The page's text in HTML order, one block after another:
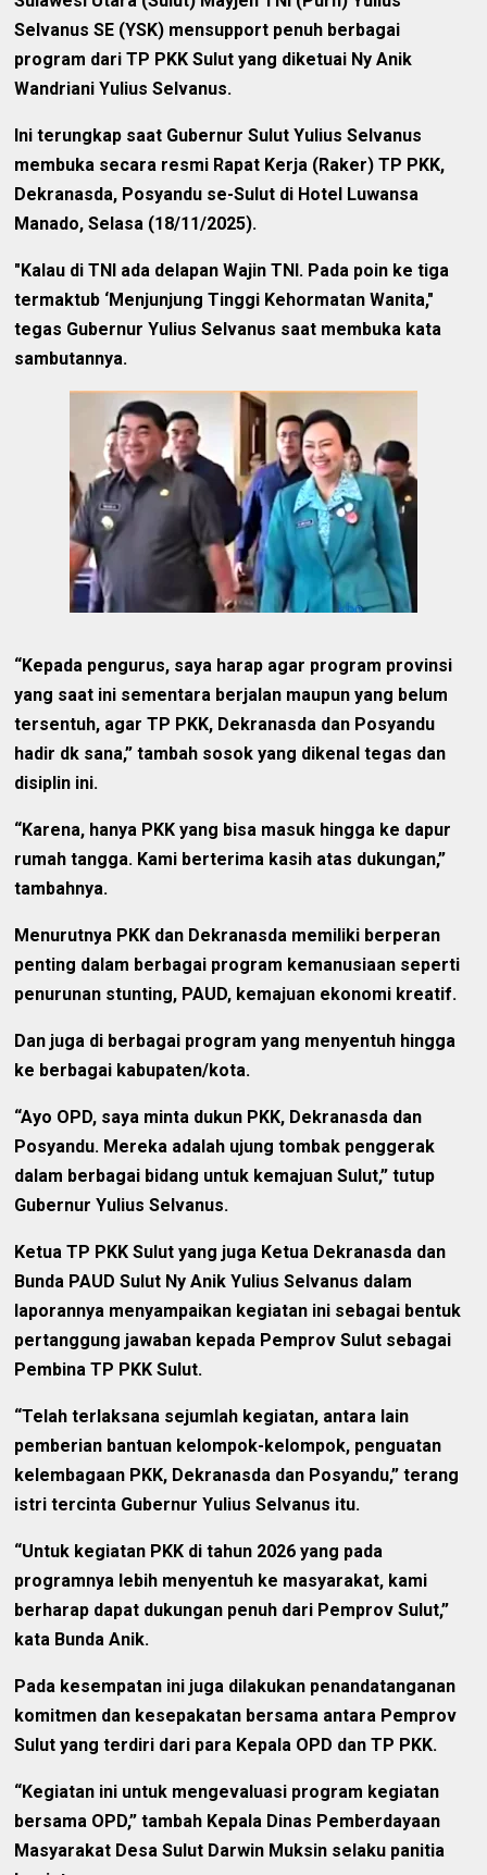
Selvanus SE (YSK) mensupport penuh berbagai
program dari TP PKK Sulut yang diketuai Ny Anik
Wandriani Yulius Selvanus.
Ini terungkap saat Gubernur Sulut Yulius Selvanus
membuka secara resmi Rapat Kerja (Raker) TP PKK,
Dekranasda, Posyandu se-Sulut di Hotel Luwansa
Manado, Selasa (18/11/2025).
"Kalau di TNI ada delapan Wajin TNI. Pada poin ke tiga
termaktub ‘Menjunjung Tinggi Kehormatan Wanita,"
tegas Gubernur Yulius Selvanus saat membuka kata
sambutannya.
“Kepada pengurus, saya harap agar program provinsi
yang saat ini sementara berjalan maupun yang belum
tersentuh, agar TP PKK, Dekranasda dan Posyandu
hadir dk sana,” tambah sosok yang dikenal tegas dan
disiplin ini.
“Karena, hanya PKK yang bisa masuk hingga ke dapur
rumah tangga. Kami berterima kasih atas dukungan,”
tambahnya.
Menurutnya PKK dan Dekranasda memiliki berperan
penting dalam berbagai program kemanusiaan seperti
penurunan stunting, PAUD, kemajuan ekonomi kreatif.
Dan juga di berbagai program yang menyentuh hingga
ke berbagai kabupaten/kota.
“Ayo OPD, saya minta dukun PKK, Dekranasda dan
Posyandu. Mereka adalah ujung tombak penggerak
dalam berbagai bidang untuk kemajuan Sulut,” tutup
Gubernur Yulius Selvanus.
Ketua TP PKK Sulut yang juga Ketua Dekranasda dan
Bunda PAUD Sulut Ny Anik Yulius Selvanus dalam
laporannya menyampaikan kegiatan ini sebagai bentuk
pertanggung jawaban kepada Pemprov Sulut sebagai
Pembina TP PKK Sulut.
“Telah terlaksana sejumlah kegiatan, antara lain
pemberian bantuan kelompok-kelompok, penguatan
kelembagaan PKK, Dekranasda dan Posyandu,” terang
istri tercinta Gubernur Yulius Selvanus itu.
“Untuk kegiatan PKK di tahun 2026 yang pada
programnya lebih menyentuh ke masyarakat, kami
berharap dapat dukungan penuh dari Pemprov Sulut,”
kata Bunda Anik.
Pada kesempatan ini juga dilakukan penandatanganan
komitmen dan kesepakatan bersama antara Pemprov
Sulut yang terdiri dari para Kepala OPD dan TP PKK.
“Kegiatan ini untuk mengevaluasi program kegiatan
bersama OPD,” tambah Kepala Dinas Pemberdayaan
Masyarakat Desa Sulut Darwin Muksin selaku panitia